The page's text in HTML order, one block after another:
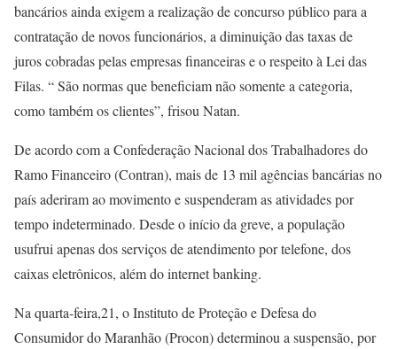
bancários ainda exigem a realização de concurso público para a
contratação de novos funcionários, a diminuição das taxas de
juros cobradas pelas empresas financeiras e o respeito à Lei das
Filas. “ São normas que beneficiam não somente a categoria,
como também os clientes”, frisou Natan.
De acordo com a Confederação Nacional dos Trabalhadores do
Ramo Financeiro (Contran), mais de 13 mil agências bancárias no
país aderiram ao movimento e suspenderam as atividades por
tempo indeterminado. Desde o início da greve, a população
usufrui apenas dos serviços de atendimento por telefone, dos
caixas eletrônicos, além do internet banking.
Na quarta-feira,21, o Instituto de Proteção e Defesa do
Consumidor do Maranhão (Procon) determinou a suspensão, por